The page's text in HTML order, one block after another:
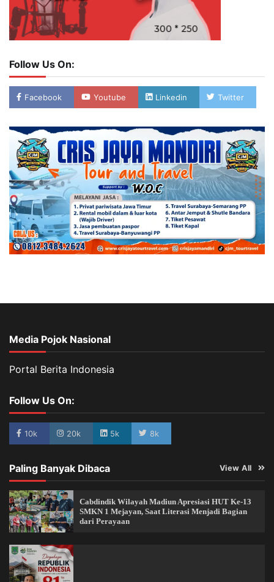
Follow Us On:
Facebook Youtube Linkedin Twitter
Media Pojok Nasional
Portal Berita Indonesia
Follow Us On:
10k 20k 5k 8k
Paling Banyak Dibaca View All
Cabdindik Wilayah Madiun Apresiasi HUT Ke-13
SMKN 1 Mejayan, Saat Literasi Menjadi Bagian
dari Perayaan